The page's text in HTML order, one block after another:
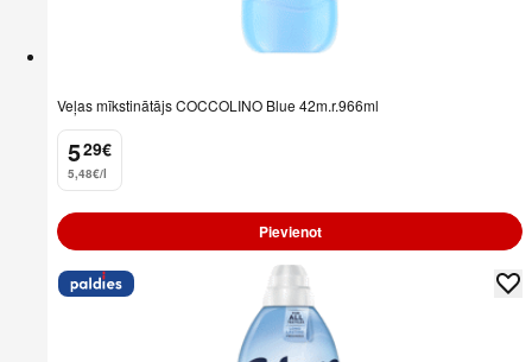
Veļas mīkstinātājs COCCOLINO Blue 42m.r.966ml
5
. 29€
5,48€/l
Pievienot